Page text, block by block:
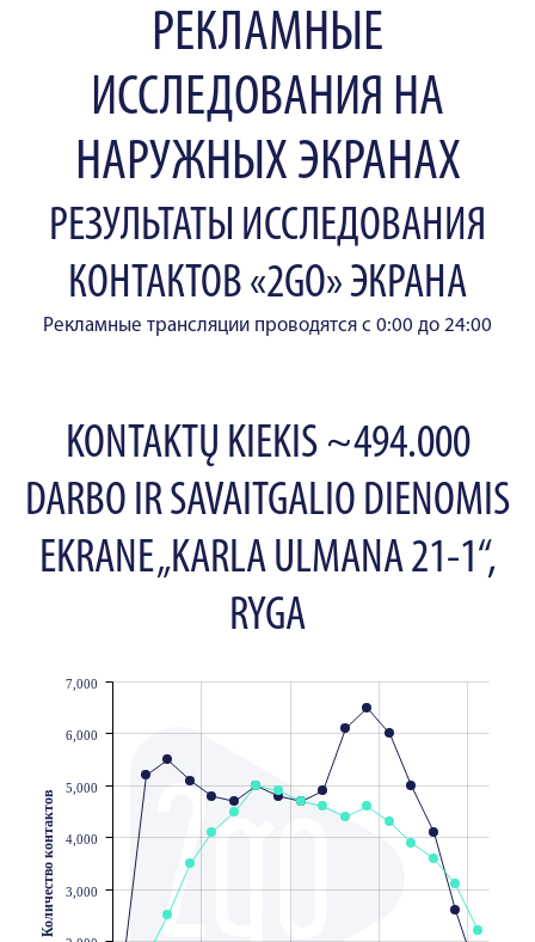
РЕКЛАМНЫЕ
ИССЛЕДОВАНИЯ НА
НАРУЖНЫХ ЭКРАНАХ
РЕЗУЛЬТАТЫ ИССЛЕДОВАНИЯ
КОНТАКТОВ «2GO» ЭКРАНА
Рекламные трансляции проводятся с 0:00 до 24:00
KONTAKTŲ KIEKIS ~494.000
DARBO IR SAVAITGALIO DIENOMIS
EKRANE „KARLA ULMANA 21-1“,
RYGA
3,000
4,000
5,000
6,000
7,000
Количество контактов